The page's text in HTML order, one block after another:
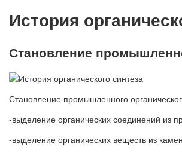
История
Становление
Становление промышленного
-выделение органических соединений из
-выделение органических веществ из